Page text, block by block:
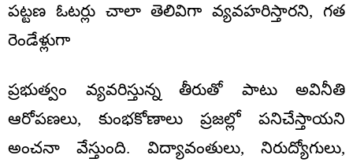
పట్టణ ఓటర్లు చాలా తెలివిగా వ్యవహరిస్తారని, గత
రెండేళ్లుగా
ప్రభుత్వం వ్యవరిస్తున్న తీరుతో పాటు అవినీతి
ఆరోపణలు, కుంభకోణాలు ప్రజల్లో పనిచేస్తాయని
అంచనా వేస్తుంది. విద్యావంతులు, నిరుద్యోగులు,